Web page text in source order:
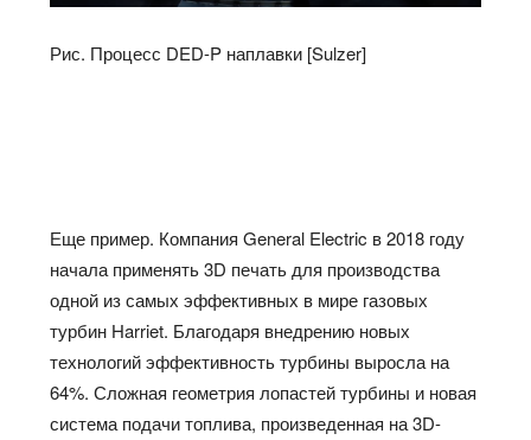
Рис. Процесс DED-P наплавки [Sulzer]
Еще пример. Компания General Electric в 2018 году
начала применять 3D печать для производства
одной из самых эффективных в мире газовых
турбин Harriet. Благодаря внедрению новых
технологий эффективность турбины выросла на
64%. Сложная геометрия лопастей турбины и новая
система подачи топлива, произведенная на 3D-